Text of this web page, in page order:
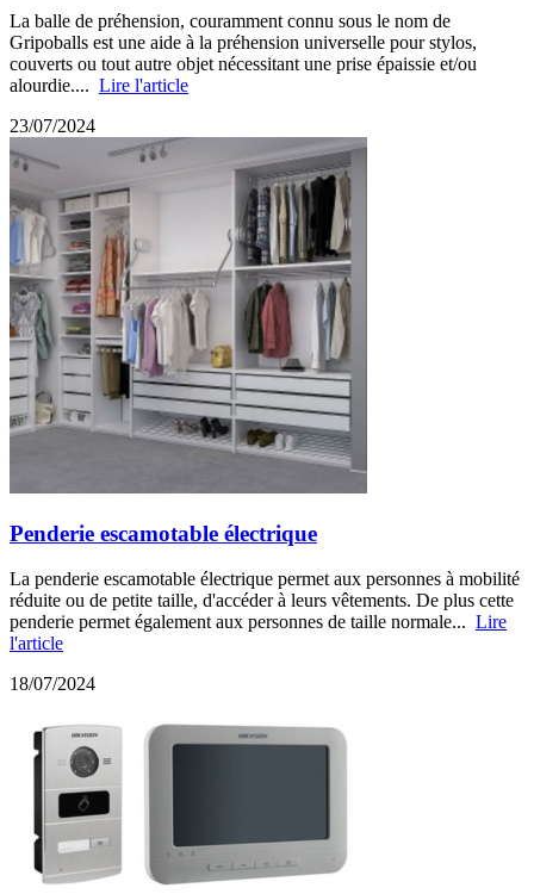
La balle de préhension, couramment connu sous le nom de
Gripoballs est une aide à la préhension universelle pour stylos,
couverts ou tout autre objet nécessitant une prise épaissie et/ou
alourdie.... Lire l'article
23/07/2024
Penderie escamotable électrique
La penderie escamotable électrique permet aux personnes à mobilité
réduite ou de petite taille, d'accéder à leurs vêtements. De plus cette
penderie permet également aux personnes de taille normale... Lire
l'article
18/07/2024